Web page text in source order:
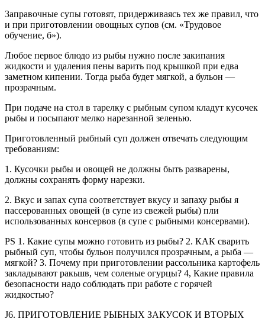
Заправочные супы готовят, придерживаясь тех же правил, что
и при приготовлении овощных супов (см. «Трудовое
обучение, б»).
Любое первое блюдо из рыбы нужно после закипания
жидкости и удаления пены варить под крышкой при едва
заметном кипении. Тогда рыба будет мягкой, а бульон —
прозрачным.
При подаче на стол в тарелку с рыбным супом кладут кусочек
рыбы и посыпают мелко нарезанной зеленью.
Приготовленный рыбный суп должен отвечать следующим
требованиям:
1. Кусочки рыбы и овощей не должны быть разварены,
должны сохранять форму нарезки.
2. Вкус и запах супа соответствует вкусу и запаху рыбы я
пассерованных овощей (в супе из свежей рыбы) пли
использованных консервов (в супе с рыбными консервами).
PS 1. Какие супы можно готовить из рыбы? 2. КАК сварить
рыбный суп, чтобы бульон получился прозрачным, а рыба —
мягкой? 3. Почему при приготовлении рассольника картофель
закладывают ракьшв, чем соленые огурцы? 4, Какие правила
безопасности надо соблюдать при работе с горячей
жидкостью?
J6. ПРИГОТОВЛЕНИЕ РЫБНЫХ ЗАКУСОК И ВТОРЫХ